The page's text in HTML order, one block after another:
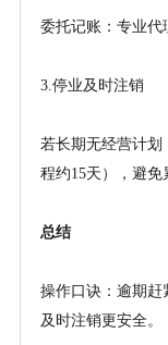
委托记账：专业代
3.停业及时注销
若长期无经营计划
程约15天），避免
总结
操作口诀：逾期赶
及时注销更安全。